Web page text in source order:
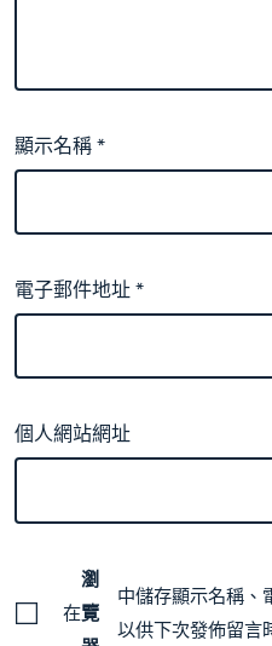
顯示名稱*
電子郵件地址*
個人網站網址
在
瀏
覽
中儲存顯示名稱、
以供下次發佈留言